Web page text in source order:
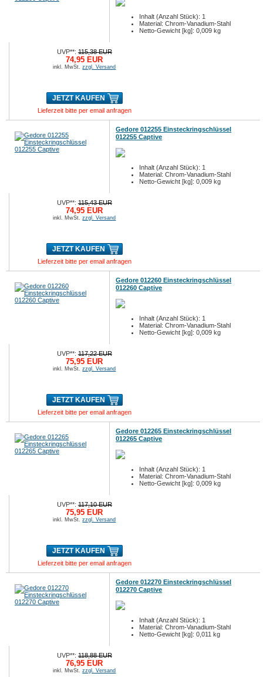
Inhalt (Anzahl Stück): 1
Material: Chrom-Vanadium-Stahl
Netto-Gewicht [kg]: 0,009 kg
UVP**:115,38 EUR
74,95 EUR
inkl. MwSt.zzgl. Versand
JETZT KAUFEN
Lieferzeit bitte per email anfragen
Gedore 012255 Einsteckringschlüssel
012255 Captive
Inhalt (Anzahl Stück): 1
Material: Chrom-Vanadium-Stahl
Netto-Gewicht [kg]: 0,009 kg
UVP**:115,43 EUR
74,95 EUR
inkl. MwSt.zzgl. Versand
JETZT KAUFEN
Lieferzeit bitte per email anfragen
Gedore 012260 Einsteckringschlüssel
012260 Captive
Inhalt (Anzahl Stück): 1
Material: Chrom-Vanadium-Stahl
Netto-Gewicht [kg]: 0,009 kg
UVP**:117,22 EUR
75,95 EUR
inkl. MwSt.zzgl. Versand
JETZT KAUFEN
Lieferzeit bitte per email anfragen
Gedore 012265 Einsteckringschlüssel
012265 Captive
Inhalt (Anzahl Stück): 1
Material: Chrom-Vanadium-Stahl
Netto-Gewicht [kg]: 0,009 kg
UVP**:117,10 EUR
75,95 EUR
inkl. MwSt.zzgl. Versand
JETZT KAUFEN
Lieferzeit bitte per email anfragen
Gedore 012270 Einsteckringschlüssel
012270 Captive
Inhalt (Anzahl Stück): 1
Material: Chrom-Vanadium-Stahl
Netto-Gewicht [kg]: 0,011 kg
UVP**:118,88 EUR
76,95 EUR
inkl. MwSt.zzgl. Versand